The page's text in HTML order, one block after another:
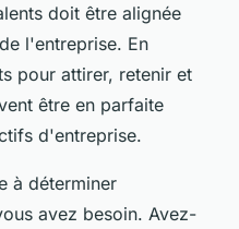
doit être alignée
de l'entreprise. En
pour attirer, retenir et
être en parfaite
d'entreprise.
à déterminer
avez besoin. Avez-